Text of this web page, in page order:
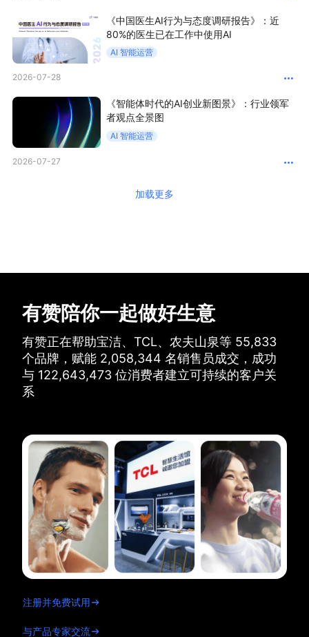
《中国医生AI行为与态度调研报告》：近
80%的医生已在工作中使用AI
AI 智能运营
2026-07-28
《智能体时代的AI创业新图景》：行业领军
者观点全景图
AI 智能运营
2026-07-27
加载更多
有赞陪你一起做好生意
有赞正在帮助宝洁、TCL、农夫山泉等 55,833
个品牌， 赋能 2,058,344 名销售员成交， 成功
与 122,643,473 位消费者建立可持续的客户关
系
注册并免费试用
与产品专家交流